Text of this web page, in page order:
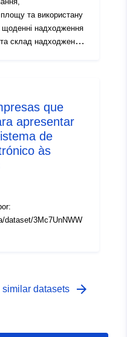
та використану
надходження
та склад надходжень.
que
apresentar
de
às
dataset/3Mc7UnNWW
similar datasets arrow_forward